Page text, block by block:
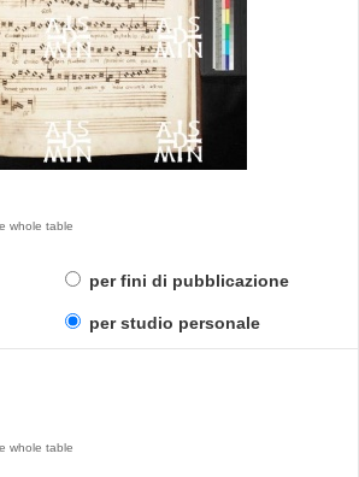
per fini di pubblicazione
per studio personale